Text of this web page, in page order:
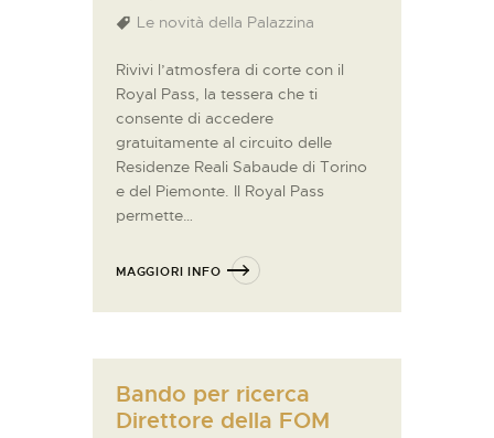
Le novità della Palazzina
Rivivi l’atmosfera di corte con il
Royal Pass, la tessera che ti
consente di accedere
gratuitamente al circuito delle
Residenze Reali Sabaude di Torino
e del Piemonte. Il Royal Pass
permette…
MAGGIORI INFO
Bando per ricerca
Direttore della FOM